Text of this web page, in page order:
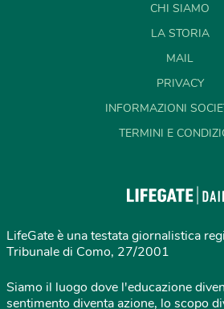
CHI SIAMO
LA STORIA
MAIL
PRIVACY
INFORMAZIONI
TERMINI E
LifeGate è una testata giornalistica
Tribunale di Como, 27/2001
Siamo il luogo dove l'educazione
sentimento diventa azione, lo scopo